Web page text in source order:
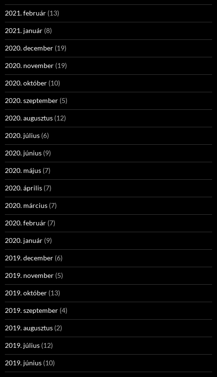
2021. február (13)
2021. január (8)
2020. december (19)
2020. november (19)
2020. október (10)
2020. szeptember (5)
2020. augusztus (12)
2020. július (6)
2020. június (9)
2020. május (7)
2020. április (7)
2020. március (7)
2020. február (7)
2020. január (9)
2019. december (6)
2019. november (5)
2019. október (13)
2019. szeptember (4)
2019. augusztus (2)
2019. július (12)
2019. június (10)